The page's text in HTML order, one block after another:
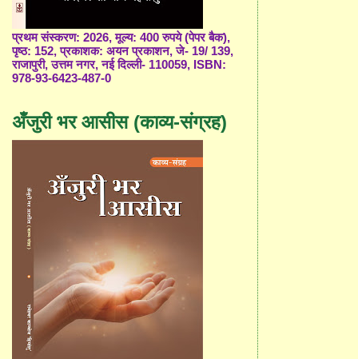
प्रथम संस्करण: 2026, मूल्य: 400 रुपये (पेपर बैक),
पृष्ठ: 152, प्रकाशक: अयन प्रकाशन, जे- 19/ 139,
राजापुरी, उत्तम नगर, नई दिल्ली- 110059, ISBN:
978-93-6423-487-0
अँजुरी भर आसीस (काव्य-संग्रह)